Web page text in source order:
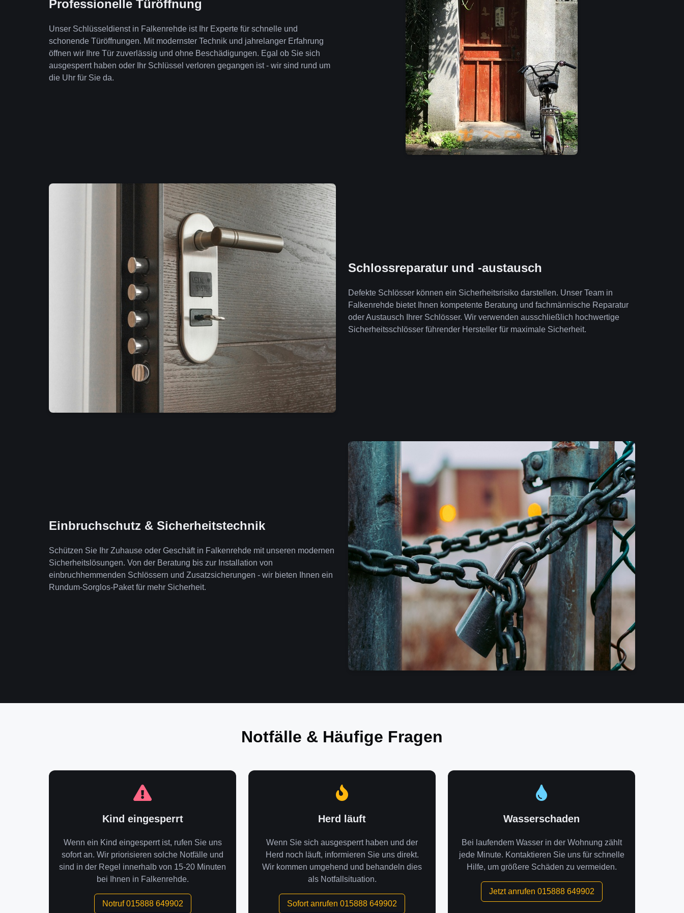
Professionelle Türöffnung
Unser Schlüsseldienst in Falkenrehde ist Ihr Experte für schnelle und
schonende Türöffnungen. Mit modernster Technik und jahrelanger Erfahrung
öffnen wir Ihre Tür zuverlässig und ohne Beschädigungen. Egal ob Sie sich
ausgesperrt haben oder Ihr Schlüssel verloren gegangen ist - wir sind rund um
die Uhr für Sie da.
Schlossreparatur und -austausch
Defekte Schlösser können ein Sicherheitsrisiko darstellen. Unser Team in
Falkenrehde bietet Ihnen kompetente Beratung und fachmännische Reparatur
oder Austausch Ihrer Schlösser. Wir verwenden ausschließlich hochwertige
Sicherheitsschlösser führender Hersteller für maximale Sicherheit.
Einbruchschutz & Sicherheitstechnik
Schützen Sie Ihr Zuhause oder Geschäft in Falkenrehde mit unseren modernen
Sicherheitslösungen. Von der Beratung bis zur Installation von
einbruchhemmenden Schlössern und Zusatzsicherungen - wir bieten Ihnen ein
Rundum-Sorglos-Paket für mehr Sicherheit.
Notfälle & Häufige Fragen
Kind eingesperrt
Wenn ein Kind eingesperrt ist, rufen Sie uns
sofort an. Wir priorisieren solche Notfälle und
sind in der Regel innerhalb von 15-20 Minuten
bei Ihnen in Falkenrehde.
Notruf 015888 649902
Herd läuft
Wenn Sie sich ausgesperrt haben und der
Herd noch läuft, informieren Sie uns direkt.
Wir kommen umgehend und behandeln dies
als Notfallsituation.
Sofort anrufen 015888 649902
Wasserschaden
Bei laufendem Wasser in der Wohnung zählt
jede Minute. Kontaktieren Sie uns für schnelle
Hilfe, um größere Schäden zu vermeiden.
Jetzt anrufen 015888 649902